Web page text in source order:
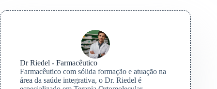
Dr Riedel - Farmacêutico
Farmacêutico com sólida formação e atuação na
área da saúde integrativa, o Dr. Riedel é